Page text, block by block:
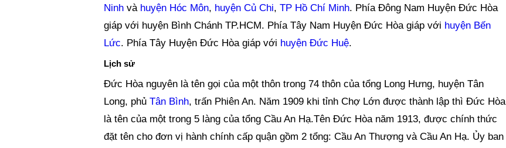
Ninhvà huyện Hóc Môn, huyện Củ Chi, TP Hồ Chí Minh. Phía Đông Nam Huyện Đức Hòa
giáp với huyện Bình Chánh TP.HCM. Phía Tây Nam Huyện Đức Hòa giáp với huyện Bến
Lức. Phía Tây Huyện Đức Hòa giáp với huyện Đức Huệ.
Lịch sử
Đức Hòa nguyên là tên gọi của một thôn trong 74 thôn của tổng Long Hưng, huyện Tân
Long, phủ Tân Bình, trấn Phiên An. Năm 1909 khi tỉnh Chợ Lớn được thành lập thì Đức Hòa
là tên của một trong 5 làng của tổng Cầu An Hạ.Tên Đức Hòa năm 1913, được chính thức
đặt tên cho đơn vị hành chính cấp quận gồm 2 tổng: Cầu An Thượng và Cầu An Hạ. Ủy ban